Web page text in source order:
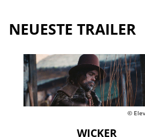
NEUESTE TRAILER
©
WICKER